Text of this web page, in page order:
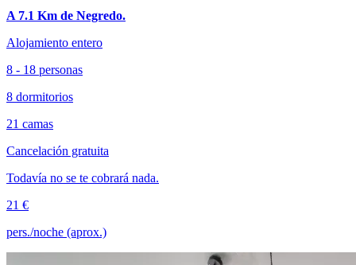
A 7.1 Km de Negredo.
Alojamiento entero
8 - 18 personas
8 dormitorios
21 camas
Cancelación gratuita
Todavía no se te cobrará nada.
21 €
pers./noche (aprox.)